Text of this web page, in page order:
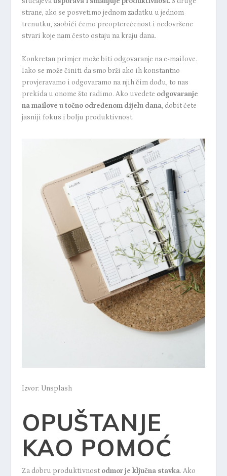
strane, ako se posvetimo jednom zadatku u jednom
trenutku, zaobići ćemo preopterećenost i nedovršene
stvari koje nam često ostaju na kraju dana.
Konkretan primjer može biti odgovaranje na e-mailove.
Iako se može činiti da smo brži ako ih konstantno
provjeravamo i odgovaramo na njih čim dođu, to nas
prekida u onome što radimo. Ako uvedete odgovaranje
na mailove u točno određenom dijelu dana, dobit ćete
jasniji fokus i bolju produktivnost.
Izvor: Unsplash
OPUŠTANJE
KAO POMOĆ
Za dobru produktivnost odmor je ključna stavka. Ako